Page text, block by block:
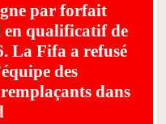
par forfait
en qualificatif de
La Fifa a refusé
des
dans